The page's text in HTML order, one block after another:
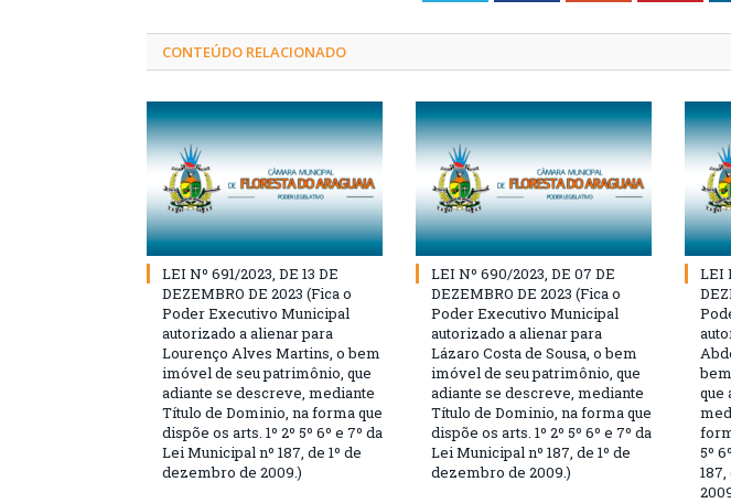
CONTEÚDO RELACIONADO
LEI Nº 691/2023, DE 13 DE
DEZEMBRO DE 2023 (Fica o
Poder Executivo Municipal
autorizado a alienar para
Lourenço Alves Martins, o bem
imóvel de seu patrimônio, que
adiante se descreve, mediante
Título de Dominio, na forma que
dispõe os arts. 1º 2º 5º 6º e 7º da
Lei Municipal nº 187, de 1º de
dezembro de 2009.)
LEI Nº 690/2023, DE 07 DE
DEZEMBRO DE 2023 (Fica o
Poder Executivo Municipal
autorizado a alienar para
Lázaro Costa de Sousa, o bem
imóvel de seu patrimônio, que
adiante se descreve, mediante
Título de Dominio, na forma que
dispõe os arts. 1º 2º 5º 6º e 7º da
Lei Municipal nº 187, de 1º de
dezembro de 2009.)
LEI
que
5º